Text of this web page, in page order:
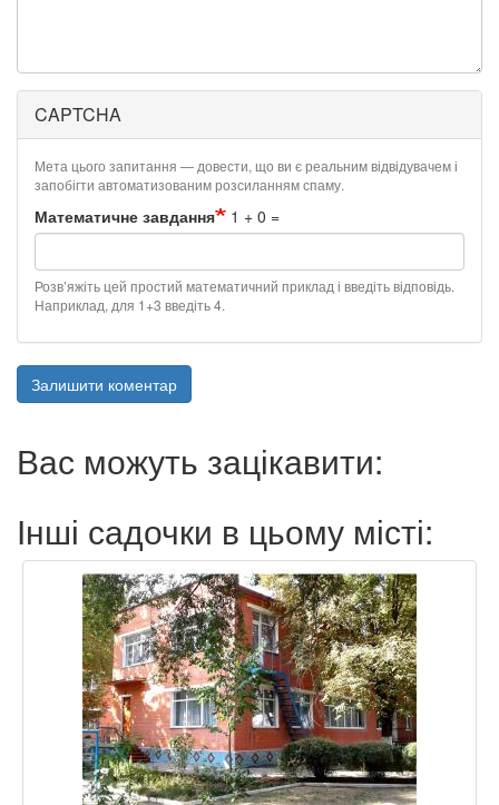
CAPTCHA
Мета цього запитання — довести, що ви є реальним відвідувачем і
запобігти автоматизованим розсиланням спаму.
Математичне завдання 1 + 0 =
Розв’яжіть цей простий математичний приклад і введіть відповідь.
Наприклад, для 1+3 введіть 4.
Залишити коментар
Вас можуть зацікавити:
Інші садочки в цьому місті: